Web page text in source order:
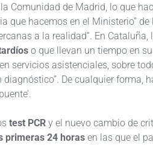
Comunidad de Madrid, lo que
que hacemos en el Ministerio”
a la realidad”. En
o que llevan un tiempo en
servicios asistenciales, sobre
De cualquier forma,
test PCR y el nuevo cambio de
primeras 24 horas en las que el